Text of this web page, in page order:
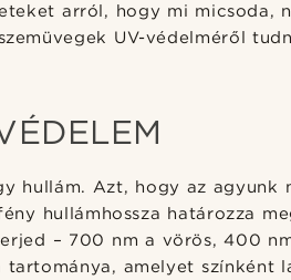
arról, hogy mi micsoda,
UV-védelméről
hullám. Azt, hogy az agyunk
hullámhossza határozza
– 700 nm a vörös, 400
tartománya, amelyet színként